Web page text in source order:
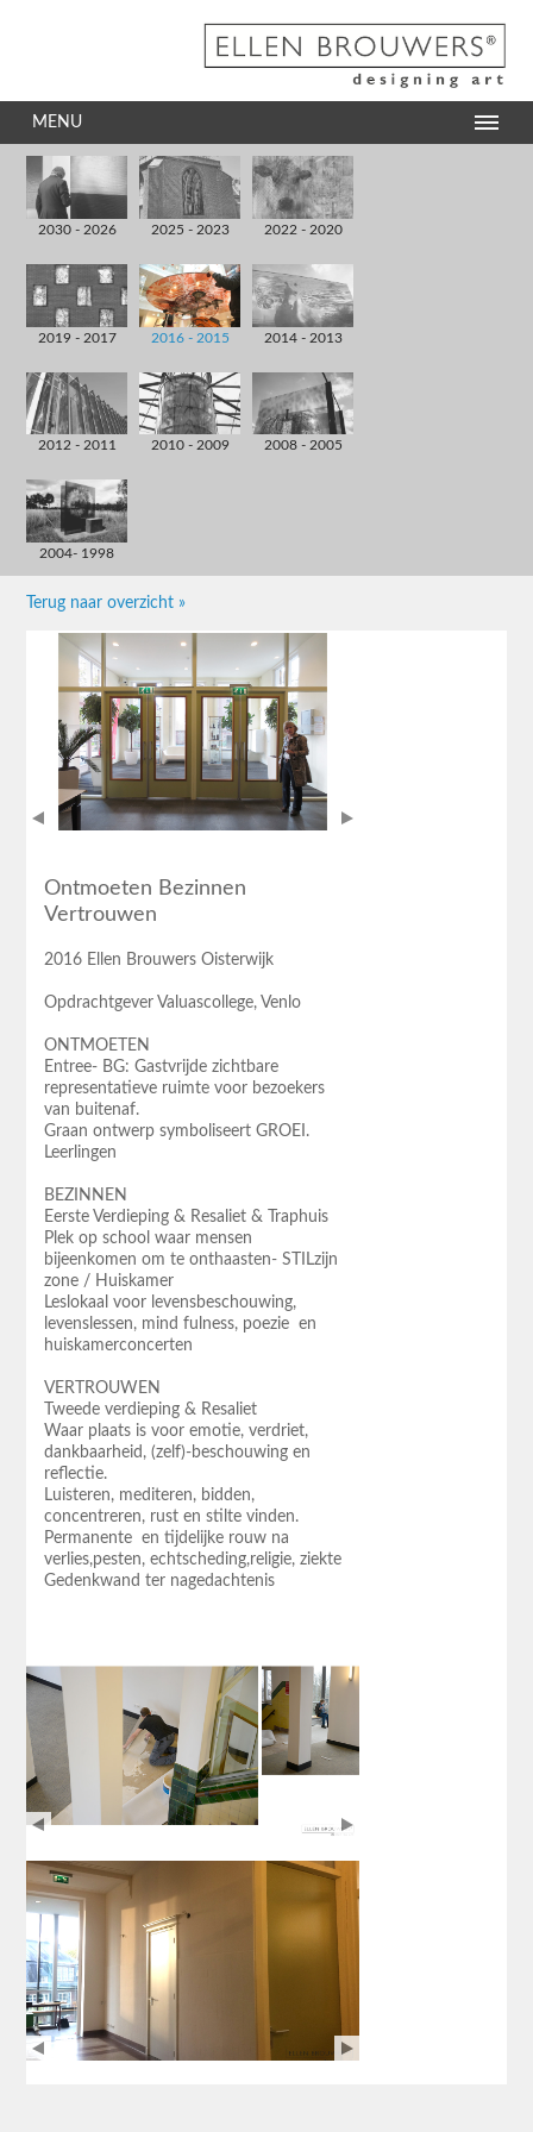
MENU
2030 - 2026 2025 - 2023 2022 - 2020
2019 - 2017 2016 - 2015 2014 - 2013
2012 - 2011 2010 - 2009 2008 - 2005
2004- 1998
Terug naar overzicht »
Ontmoeten Bezinnen
Vertrouwen
2016 Ellen Brouwers Oisterwijk
Opdrachtgever Valuascollege, Venlo
ONTMOETEN
Entree- BG: Gastvrijde zichtbare
representatieve ruimte voor bezoekers
van buitenaf.
Graan ontwerp symboliseert GROEI.
Leerlingen
BEZINNEN
Eerste Verdieping & Resaliet & Traphuis
Plek op school waar mensen
bijeenkomen om te onthaasten- STILzijn
zone / Huiskamer
Leslokaal voor levensbeschouwing,
levenslessen, mind fulness, poezie en
huiskamerconcerten
VERTROUWEN
Tweede verdieping & Resaliet
Waar plaats is voor emotie, verdriet,
dankbaarheid, (zelf)-beschouwing en
reflectie.
Luisteren, mediteren, bidden,
concentreren, rust en stilte vinden.
Permanente en tijdelijke rouw na
verlies,pesten, echtscheding,religie, ziekte
Gedenkwand ter nagedachtenis